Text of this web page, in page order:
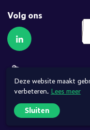
Deze website maakt
verbeteren. Lees meer
Sluiten
Volg ons
Volg ons op
© 2026 •Privacy